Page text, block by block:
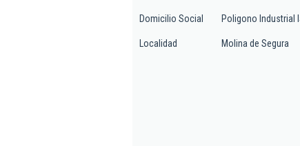
Domicilio Social Poligono Industrial
Localidad Molina de Segura